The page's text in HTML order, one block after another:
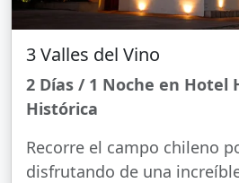
3 Valles del Vino
2 Días / 1 Noche en Hotel
Histórica
Recorre el campo chileno
disfrutando de una